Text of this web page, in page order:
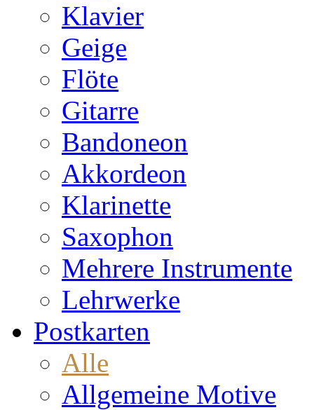
Klavier
Geige
Flöte
Gitarre
Bandoneon
Akkordeon
Klarinette
Saxophon
Mehrere Instrumente
Lehrwerke
Postkarten
Alle
Allgemeine Motive